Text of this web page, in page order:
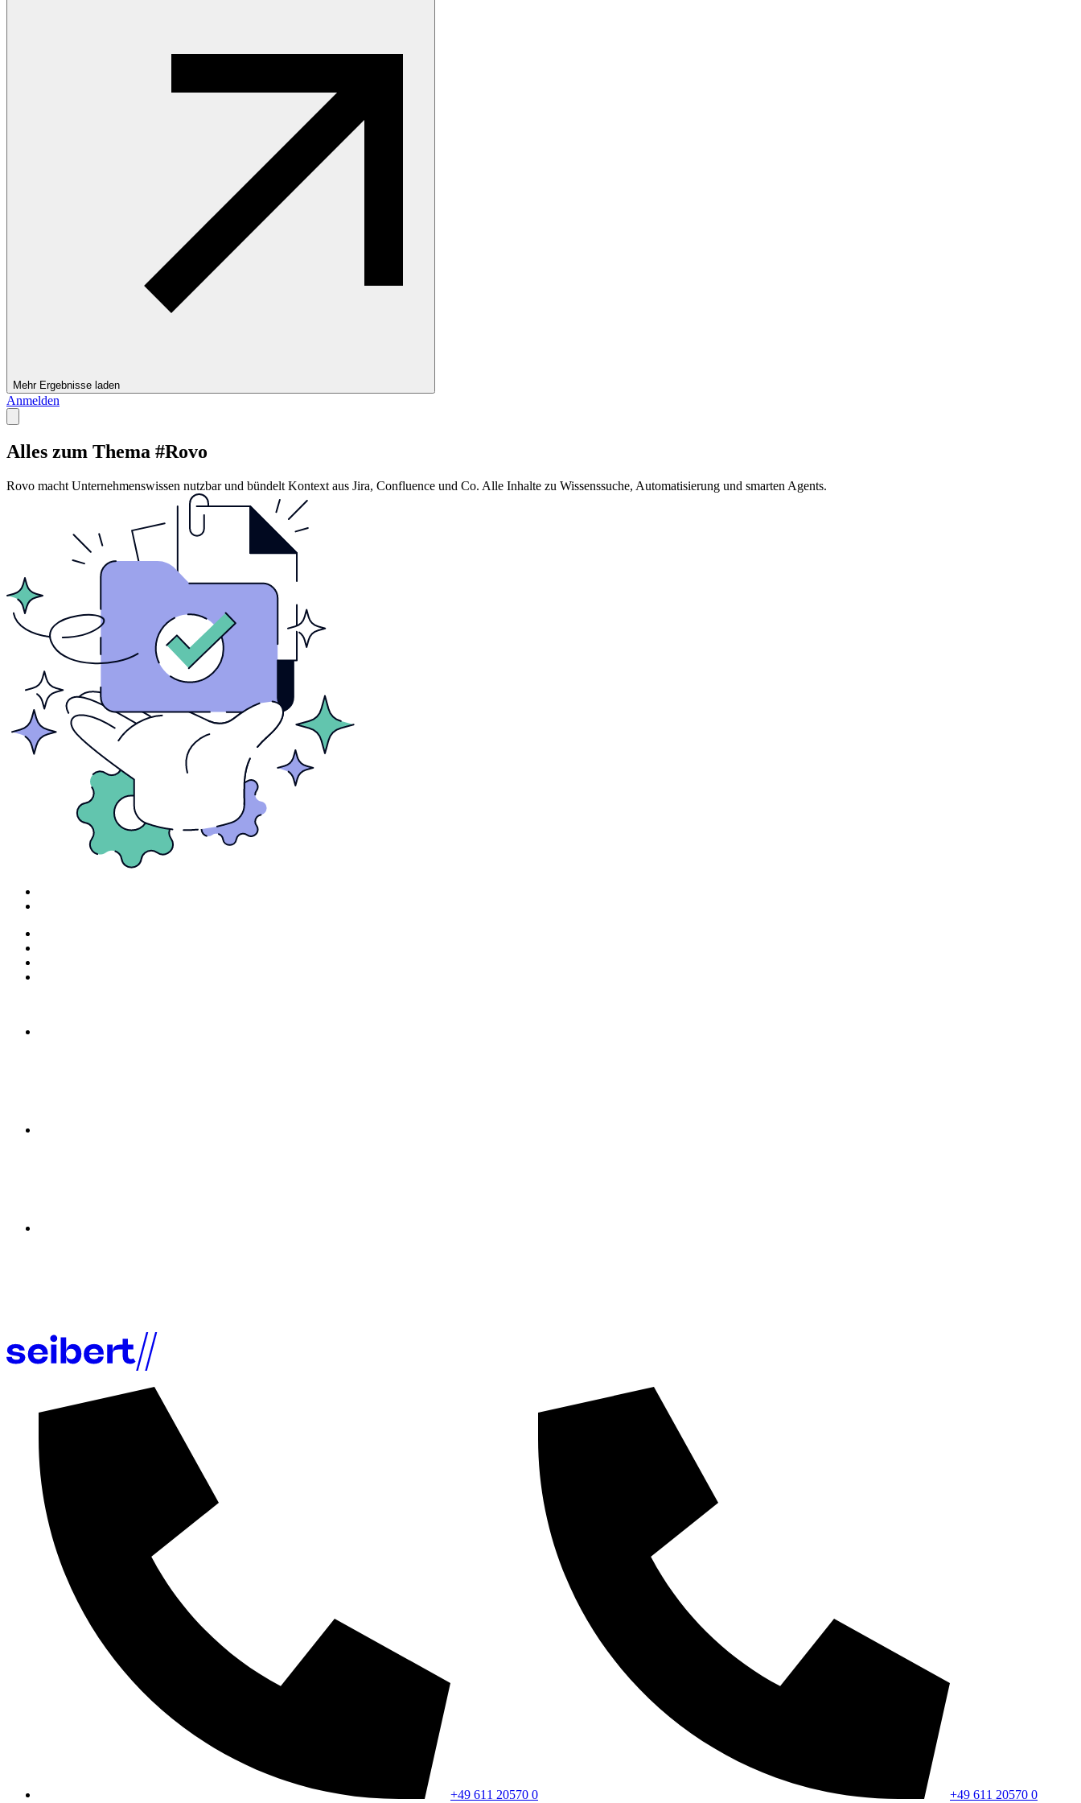
Mehr Ergebnisse laden
Anmelden
Alles zum Thema #Rovo
Rovo macht Unternehmenswissen nutzbar und bündelt Kontext aus Jira, Confluence und Co. Alle Inhalte zu Wissenssuche, Automatisierung und smarten Agents.
+49 611 20570 0 +49 611 20570 0